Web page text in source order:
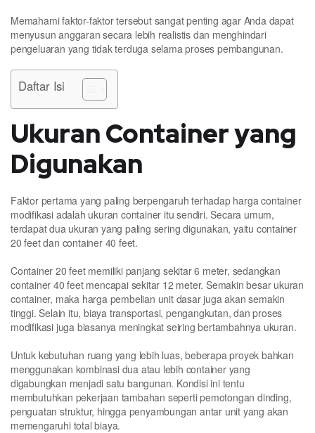
Memahami faktor-faktor tersebut sangat penting agar Anda dapat
menyusun anggaran secara lebih realistis dan menghindari
pengeluaran yang tidak terduga selama proses pembangunan.
Daftar Isi
Ukuran Container yang
Digunakan
Faktor pertama yang paling berpengaruh terhadap harga container
modifikasi adalah ukuran container itu sendiri. Secara umum,
terdapat dua ukuran yang paling sering digunakan, yaitu container
20 feet dan container 40 feet.
Container 20 feet memiliki panjang sekitar 6 meter, sedangkan
container 40 feet mencapai sekitar 12 meter. Semakin besar ukuran
container, maka harga pembelian unit dasar juga akan semakin
tinggi. Selain itu, biaya transportasi, pengangkutan, dan proses
modifikasi juga biasanya meningkat seiring bertambahnya ukuran.
Untuk kebutuhan ruang yang lebih luas, beberapa proyek bahkan
menggunakan kombinasi dua atau lebih container yang
digabungkan menjadi satu bangunan. Kondisi ini tentu
membutuhkan pekerjaan tambahan seperti pemotongan dinding,
penguatan struktur, hingga penyambungan antar unit yang akan
memengaruhi total biaya.